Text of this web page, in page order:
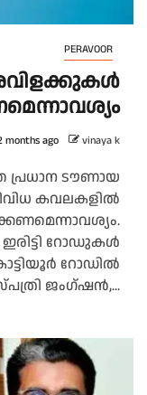
PERAVOOR
months ago vinaya k
പ്രധാന ടൗണായ
കവലകളിൽ
റോഡുകൾ
റോഡിൽ
ജംഗ്ഷൻ,...